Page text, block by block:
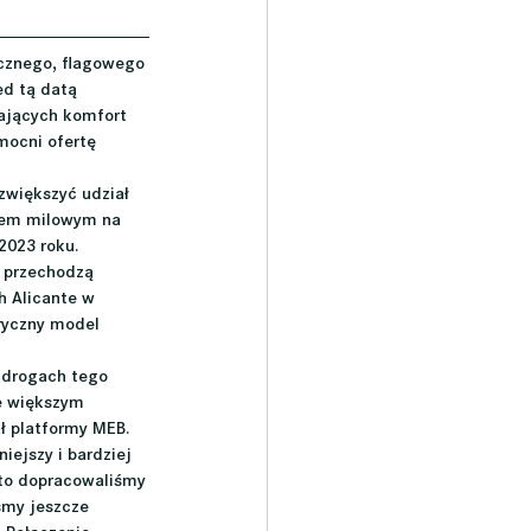
flagowego
tą datą
komfort
ofertę
udział
milowym na
roku.
Alicante w
model
tego
większym
platformy MEB.
i bardziej
dopracowaliśmy
jeszcze